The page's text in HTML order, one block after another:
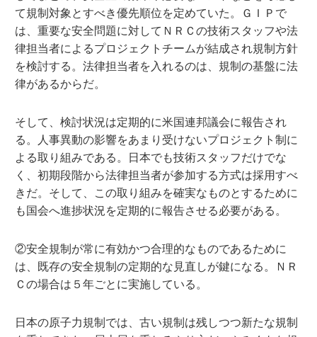
て規制対象とすべき優先順位を定めていた。ＧＩＰで
は、重要な安全問題に対してＮＲＣの技術スタッフや法
律担当者によるプロジェクトチームが結成され規制方針
を検討する。法律担当者を入れるのは、規制の基盤に法
律があるからだ。
そして、検討状況は定期的に米国連邦議会に報告され
る。人事異動の影響をあまり受けないプロジェクト制に
よる取り組みである。日本でも技術スタッフだけでな
く、初期段階から法律担当者が参加する方式は採用すべ
きだ。そして、この取り組みを確実なものとするために
も国会へ進捗状況を定期的に報告させる必要がある。
②安全規制が常に有効かつ合理的なものであるために
は、既存の安全規制の定期的な見直しが鍵になる。ＮＲ
Ｃの場合は５年ごとに実施している。
日本の原子力規制では、古い規制は残しつつ新たな規制